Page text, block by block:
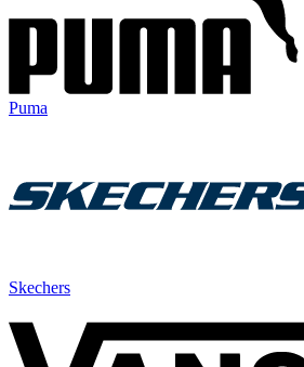
Puma
Skechers